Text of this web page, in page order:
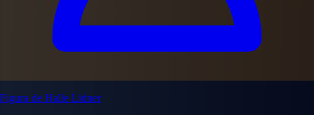
Figura de Halle Lidner